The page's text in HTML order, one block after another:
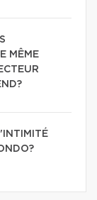
MÊME